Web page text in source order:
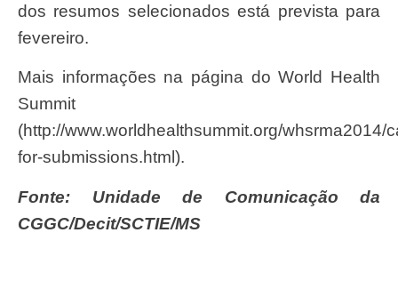
dos resumos selecionados está prevista para
fevereiro.
Mais informações na página do World Health
Summit
(http://www.worldhealthsummit.org/whsrma2014/
for-submissions.html).
Fonte: Unidade de Comunicação da
CGGC/Decit/SCTIE/MS